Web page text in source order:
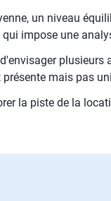
un niveau
impose une
mais pas
la piste de la